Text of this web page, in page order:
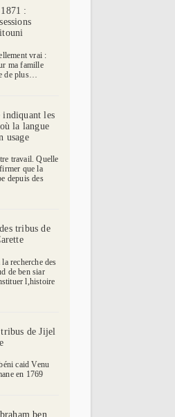
:
vrai :
ma famille
de plus…
indiquant les
la langue
usage
travail. Quelle
que la
depuis des
tribus de
recherche des
de ben siar
l,histoire
de Jijel
caid Venu
en 1769
ben